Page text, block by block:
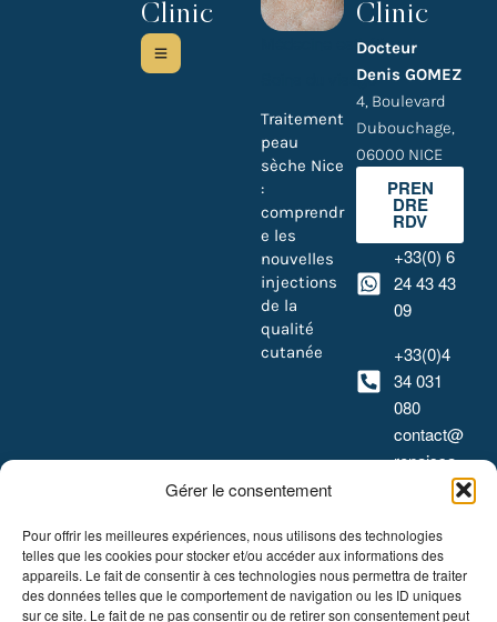
Gérer le consentement
Pour offrir les meilleures expériences, nous utilisons des technologies
telles que les cookies pour stocker et/ou accéder aux informations des
appareils. Le fait de consentir à ces technologies nous permettra de traiter
des données telles que le comportement de navigation ou les ID uniques
sur ce site. Le fait de ne pas consentir ou de retirer son consentement peut
Clinic
Médecine esthétique
Soins du visage
Traitement
peau
sèche Nice
:
comprendr
e les
nouvelles
injections
de la
qualité
cutanée
Clinic
Docteur
Denis GOMEZ
4, Boulevard
Dubouchage,
06000 NICE
PREN
DRE
RDV
+33(0) 6
24 43 43
09
+33(0)4
34 031
080
contact@
renaissa
nceclinic.
Lundi –
Samedi :
9h00 –
19h00 Sur
rendez-vous